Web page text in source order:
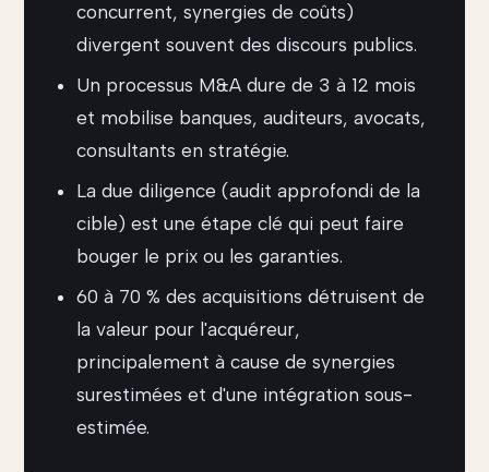
concurrent, synergies de coûts)
divergent souvent des discours publics.
Un processus M&A dure de 3 à 12 mois
et mobilise banques, auditeurs, avocats,
consultants en stratégie.
La due diligence (audit approfondi de la
cible) est une étape clé qui peut faire
bouger le prix ou les garanties.
60 à 70 % des acquisitions détruisent de
la valeur pour l'acquéreur,
principalement à cause de synergies
surestimées et d'une intégration sous-
estimée.